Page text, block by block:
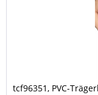
tcf96351, PVC-